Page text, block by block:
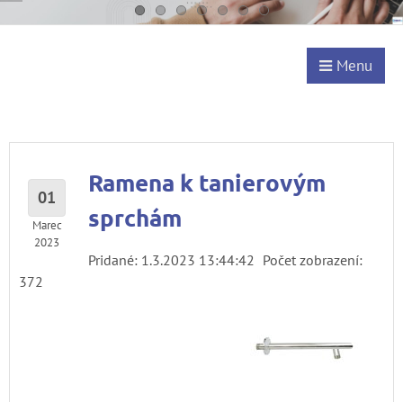
Menu
01
Marec
2023
Ramena k tanierovým
sprchám
Pridané: 1.3.2023 13:44:42 Počet zobrazení:
372